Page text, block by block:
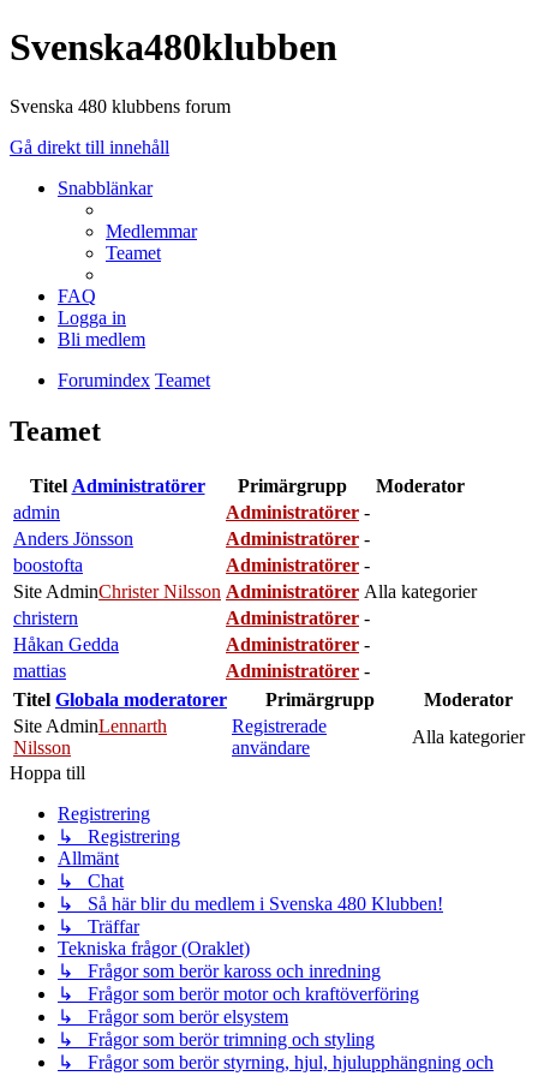
Svenska480klubben
Svenska 480 klubbens forum
Gå direkt till innehåll
Snabblänkar
Medlemmar
Teamet
FAQ
Logga in
Bli medlem
Forumindex Teamet
Teamet
Titel Administratörer Primärgrupp
Moderator
admin
Administratörer -
Anders Jönsson
Administratörer -
boostofta
Administratörer -
Site AdminChrister Nilsson Administratörer Alla kategorier
christern
Administratörer -
Håkan Gedda
Administratörer -
mattias
Administratörer -
Titel Globala moderatorer Primärgrupp
Moderator
Site AdminLennarth
Nilsson
Registrerade
användare
Alla kategorier
Hoppa till
Registrering
↳ Registrering
Allmänt
↳ Chat
↳ Så här blir du medlem i Svenska 480 Klubben!
↳ Träffar
Tekniska frågor (Oraklet)
↳ Frågor som berör kaross och inredning
↳ Frågor som berör motor och kraftöverföring
↳ Frågor som berör elsystem
↳ Frågor som berör trimning och styling
↳ Frågor som berör styrning, hjul, hjulupphängning och